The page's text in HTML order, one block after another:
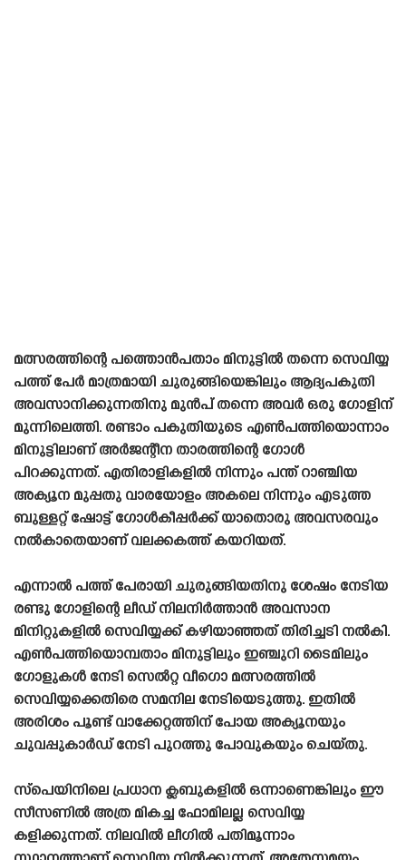
മത്സരത്തിന്റെ പത്തൊൻപതാം മിനുട്ടിൽ തന്നെ സെവിയ്യ
പത്ത് പേർ മാത്രമായി ചുരുങ്ങിയെങ്കിലും ആദ്യപകുതി
അവസാനിക്കുന്നതിനു മുൻപ് തന്നെ അവർ ഒരു ഗോളിന്
മുന്നിലെത്തി. രണ്ടാം പകുതിയുടെ എൺപത്തിയൊന്നാം
മിനുട്ടിലാണ് അർജന്റീന താരത്തിന്റെ ഗോൾ
പിറക്കുന്നത്. എതിരാളികളിൽ നിന്നും പന്ത് റാഞ്ചിയ
അക്യൂന മുപ്പതു വാരയോളം അകലെ നിന്നും എടുത്ത
ബുള്ളറ്റ് ഷോട്ട് ഗോൾകീപ്പർക്ക് യാതൊരു അവസരവും
നൽകാതെയാണ് വലക്കകത്ത് കയറിയത്.
എന്നാൽ പത്ത് പേരായി ചുരുങ്ങിയതിനു ശേഷം നേടിയ
രണ്ടു ഗോളിന്റെ ലീഡ് നിലനിർത്താൻ അവസാന
മിനിറ്റുകളിൽ സെവിയ്യക്ക് കഴിയാഞ്ഞത് തിരിച്ചടി നൽകി.
എൺപത്തിയൊമ്പതാം മിനുട്ടിലും ഇഞ്ചുറി ടൈമിലും
ഗോളുകൾ നേടി സെൽറ്റ വീഗൊ മത്സരത്തിൽ
സെവിയ്യക്കെതിരെ സമനില നേടിയെടുത്തു. ഇതിൽ
അരിശം പൂണ്ട് വാക്കേറ്റത്തിന് പോയ അക്യൂനയും
ചുവപ്പുകാർഡ് നേടി പുറത്തു പോവുകയും ചെയ്‌തു.
സ്പെയിനിലെ പ്രധാന ക്ലബുകളിൽ ഒന്നാണെങ്കിലും ഈ
സീസണിൽ അത്ര മികച്ച ഫോമിലല്ല സെവിയ്യ
കളിക്കുന്നത്. നിലവിൽ ലീഗിൽ പതിമൂന്നാം